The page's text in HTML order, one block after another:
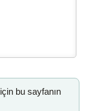
bu sayfanın